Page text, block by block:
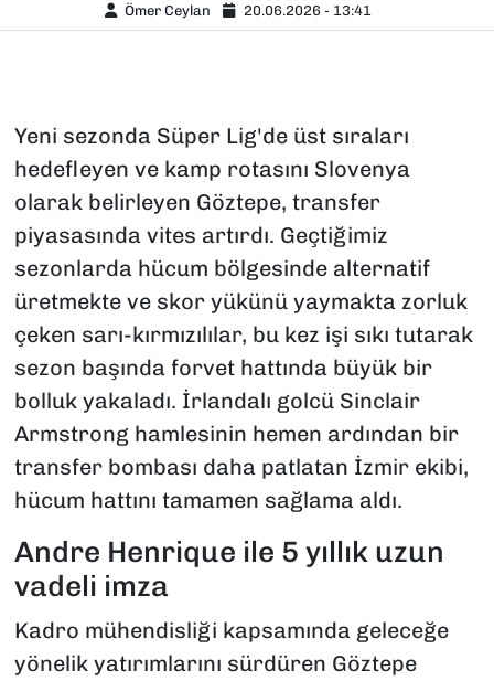
Ömer Ceylan 20.06.2026 - 13:41
Yeni sezonda Süper Lig'de üst sıraları
hedefleyen ve kamp rotasını Slovenya
olarak belirleyen Göztepe, transfer
piyasasında vites artırdı. Geçtiğimiz
sezonlarda hücum bölgesinde alternatif
üretmekte ve skor yükünü yaymakta zorluk
çeken sarı-kırmızılılar, bu kez işi sıkı tutarak
sezon başında forvet hattında büyük bir
bolluk yakaladı. İrlandalı golcü Sinclair
Armstrong hamlesinin hemen ardından bir
transfer bombası daha patlatan İzmir ekibi,
hücum hattını tamamen sağlama aldı.
Andre Henrique ile 5 yıllık uzun
vadeli imza
Kadro mühendisliği kapsamında geleceğe
yönelik yatırımlarını sürdüren Göztepe